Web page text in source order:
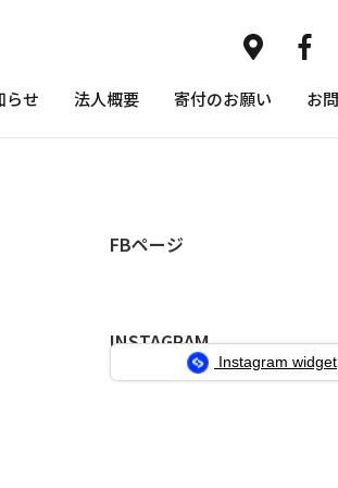
らせ 法人概要 寄付のお願い お
FBページ
INSTAGRAM
Instagram widget